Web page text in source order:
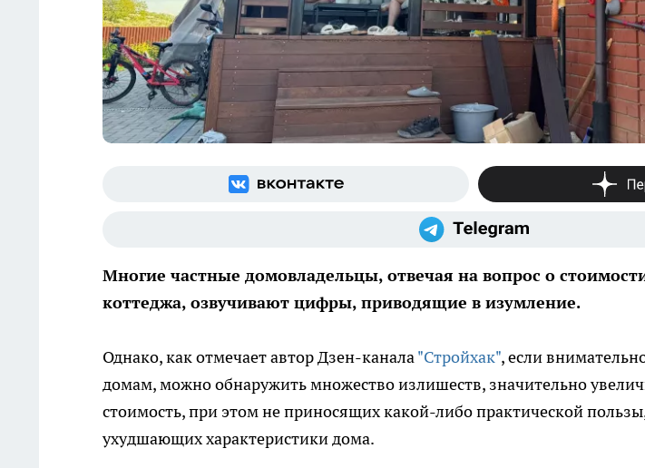
Многие частные домовладельцы, отвечая на вопрос о
коттеджа, озвучивают цифры, приводящие в изумление.
Однако, как отмечает автор Дзен-канала"Стройхак", если
домам, можно обнаружить множество излишеств, значительно
стоимость, при этом не приносящих какой-либо практической
ухудшающих характеристики дома.